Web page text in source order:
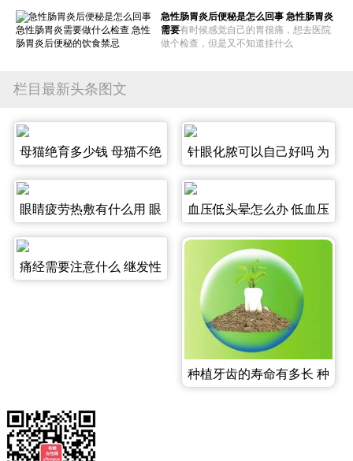
急性肠胃炎后便秘是怎么回事 急性肠胃炎
需要有时候感觉自己的胃很痛，想去医院
做个检查，但是又不知道挂什么
栏目最新头条图文
母猫绝育多少钱 母猫不绝
育会怎么样 母猫绝育注意
事项
针眼化脓可以自己好吗 为
什么会长针眼呢 针眼切开
排脓痛吗
眼睛疲劳热敷有什么用 眼
睛疲劳的缓解方法 眼睛疲
劳冷敷有什么用
血压低头晕怎么办 低血压
不适合吃什么 哪类人血压
不宜太低
痛经需要注意什么 继发性
种植牙齿的寿命有多长 种